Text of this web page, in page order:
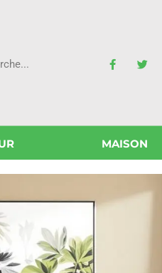
MAISON